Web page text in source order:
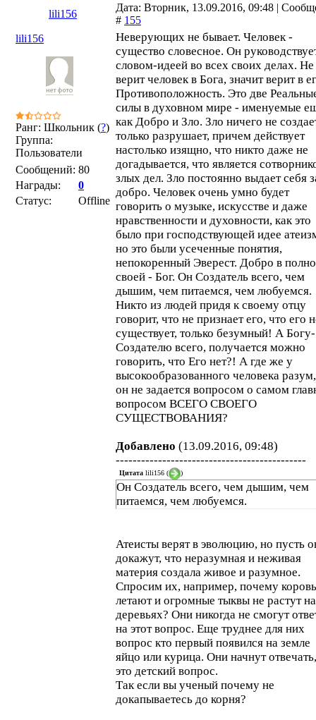
lili156
Дата: Вторник, 13.09.2016, 09:48 |
# 155
lili156
Ранг: Школьник (?)
Группа:
Пользователи
Сообщений: 80
Награды:
0
Статус:
Offline
Неверующих не бывает. Человек -
существо словесное. Он
словом-идеей во всех своих делах. Не
верит человек в Бога, значит верит в
Противоположность. Это две
силы в духовном мире - именуемые
как Добро и Зло. Зло ничего не
только разрушает, причем действует
настолько изящно, что никто даже не
догадывается, что является
злых дел. Зло постоянно выдает себя
добро. Человек очень умно будет
говорить о музыке, искусстве и даже
нравственности и духовности, как это
было при господствующей идее
но это были усеченные понятия,
непокоренный Эверест. Добро в
своей - Бог. Он Создатель всего, чем
дышим, чем питаемся, чем любуемся.
Никто из людей придя к своему отцу
говорит, что не признает его, что его
существует, только безумный! А Богу-
Создателю всего, получается можно
говорить, что Его нет?! А где же у
высокообразованного человека
он не задается вопросом о самом
вопросом ВСЕГО СВОЕГО
СУЩЕСТВОВАНИЯ?
Добавлено (13.09.2016, 09:48)
---------------------------------------------
Цитата lili156 ( )
Он Создатель всего, чем дышим, чем
питаемся, чем любуемся.
Атеисты верят в эволюцию, но пусть
докажут, что неразумная и неживая
материя создала живое и разумное.
Спросим их, например, почему
летают и огромные тыквы не растут на
деревьях? Они никогда не смогут
на этот вопрос. Еще труднее для них
вопрос кто первый появился на земле
яйцо или курица. Они начнут
это детский вопрос.
Так если вы ученый почему не
докапываетесь до корня?